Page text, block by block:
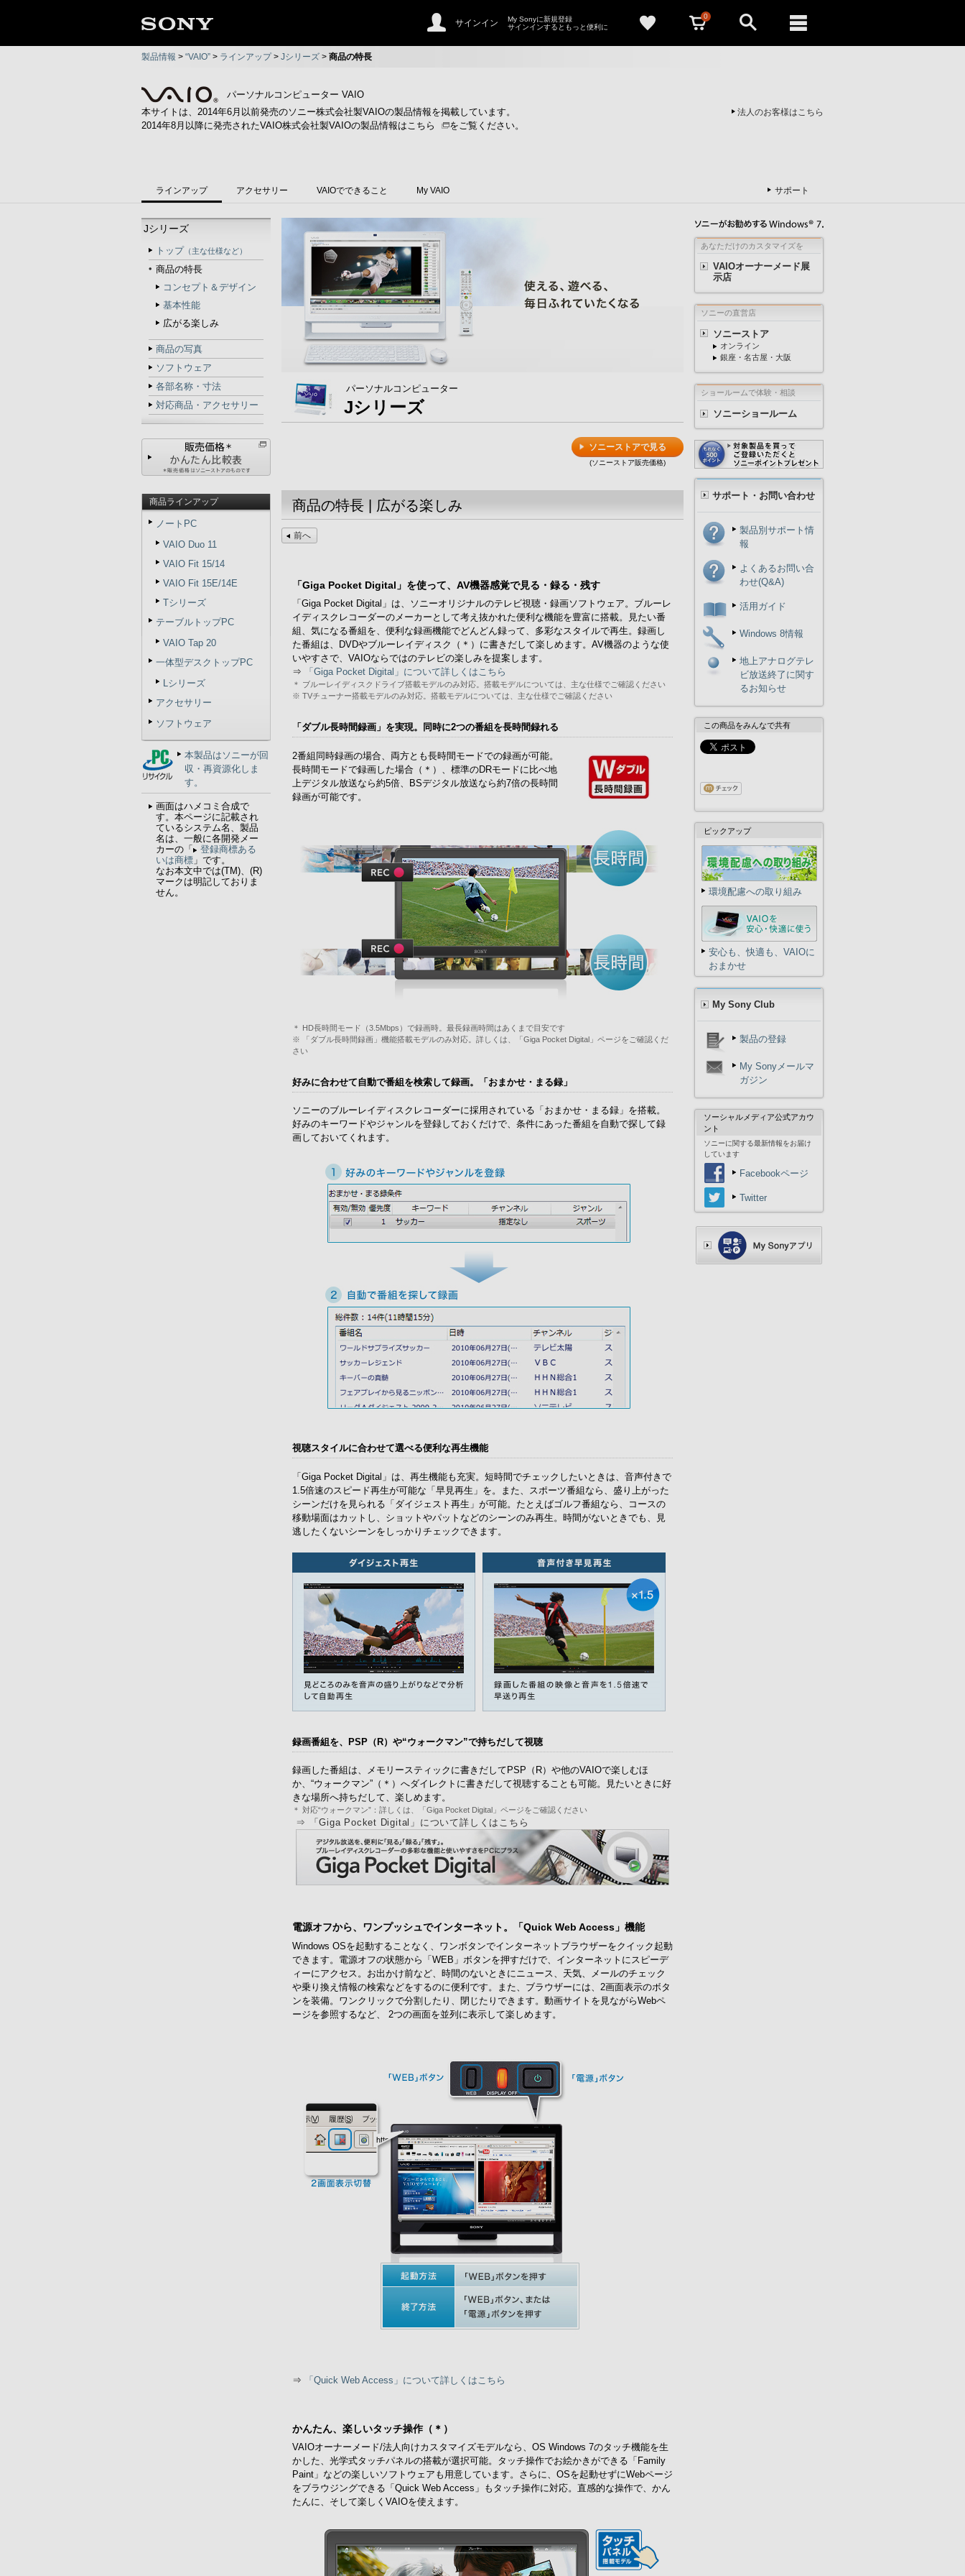
サインイン
My Sonyに新規登録
サインインするともっと便利に
0
製品情報 > “VAIO” > ラインアップ> Jシリーズ > 商品の特長
パーソナルコンピューター VAIO
法人のお客様はこちら
本サイトは、2014年6月以前発売のソニー株式会社製VAIOの製品情報を掲載しています。
2014年8月以降に発売されたVAIO株式会社製VAIOの製品情報はこちら をご覧ください。
ラインアップ アクセサリー VAIOでできること My VAIO サポート
Jシリーズ
トップ （主な仕様など）
商品の特長
コンセプト＆デザイン
基本性能
広がる楽しみ
商品の写真
ソフトウェア
各部名称・寸法
対応商品・アクセサリー
商品ラインアップ
ノートPC
VAIO Duo 11
VAIO Fit 15/14
VAIO Fit 15E/14E
Tシリーズ
テーブルトップPC
VAIO Tap 20
一体型デスクトップPC
Lシリーズ
アクセサリー
ソフトウェア
本製品はソニーが回
収・再資源化しま
す。
画面はハメコミ合成で
す。本ページに記載され
ているシステム名、製品
名は、一般に各開発メー
カーの「
登録商標ある
いは商標 」です。
なお本文中では(TM)、(R)
マークは明記しておりま
せん。
パーソナルコンピューター
Jシリーズ
ソニーストアで見る
(ソニーストア販売価格)
商品の特長 | 広がる楽しみ
前へ
「Giga Pocket Digital」を使って、AV機器感覚で見る・録る・残す
「Giga Pocket Digital」は、ソニーオリジナルのテレビ視聴・録画ソフトウェア。ブルーレ
イディスクレコーダーのメーカーとして考え抜かれた便利な機能を豊富に搭載。見たい番
組、気になる番組を、便利な録画機能でどんどん録って、多彩なスタイルで再生。録画し
た番組は、DVDやブルーレイディスク（＊）に書きだして楽しめます。AV機器のような使
いやすさで、VAIOならではのテレビの楽しみを提案します。
⇒
「Giga Pocket Digital」について詳しくはこちら
＊ ブルーレイディスクドライブ搭載モデルのみ対応。搭載モデルについては、主な仕様でご確認ください
※ TVチューナー搭載モデルのみ対応。搭載モデルについては、主な仕様でご確認ください
「ダブル長時間録画」を実現。同時に2つの番組を長時間録れる
2番組同時録画の場合、両方とも長時間モードでの録画が可能。
長時間モードで録画した場合（＊）、標準のDRモードに比べ地
上デジタル放送なら約5倍、BSデジタル放送なら約7倍の長時間
録画が可能です。
＊ HD長時間モード（3.5Mbps）で録画時。最長録画時間はあくまで目安です
※ 「ダブル長時間録画」機能搭載モデルのみ対応。詳しくは、「Giga Pocket Digital」ページをご確認くだ
さい
好みに合わせて自動で番組を検索して録画。「おまかせ・まる録」
ソニーのブルーレイディスクレコーダーに採用されている「おまかせ・まる録」を搭載。
好みのキーワードやジャンルを登録しておくだけで、条件にあった番組を自動で探して録
画しておいてくれます。
視聴スタイルに合わせて選べる便利な再生機能
「Giga Pocket Digital」は、再生機能も充実。短時間でチェックしたいときは、音声付きで
1.5倍速のスピード再生が可能な「早見再生」を。また、スポーツ番組なら、盛り上がった
シーンだけを見られる「ダイジェスト再生」が可能。たとえばゴルフ番組なら、コースの
移動場面はカットし、ショットやパットなどのシーンのみ再生。時間がないときでも、見
逃したくないシーンをしっかりチェックできます。
録画番組を、PSP（R）や“ウォークマン”で持ちだして視聴
録画した番組は、メモリースティックに書きだしてPSP（R）や他のVAIOで楽しむほ
か、“ウォークマン”（＊）へダイレクトに書きだして視聴することも可能。見たいときに好
きな場所へ持ちだして、楽しめます。
＊ 対応“ウォークマン”：詳しくは、「Giga Pocket Digital」ページをご確認ください
⇒ 「Giga Pocket Digital」について詳しくはこちら
電源オフから、ワンプッシュでインターネット。「Quick Web Access」機能
Windows OSを起動することなく、ワンボタンでインターネットブラウザーをクイック起動
できます。電源オフの状態から「WEB」ボタンを押すだけで、インターネットにスピーデ
ィーにアクセス。お出かけ前など、時間のないときにニュース、天気、メールのチェック
や乗り換え情報の検索などをするのに便利です。また、ブラウザーには、2画面表示のボタ
ンを装備。ワンクリックで分割したり、閉じたりできます。動画サイトを見ながらWebペ
ージを参照するなど、 2つの画面を並列に表示して楽しめます。
⇒ 「Quick Web Access」について詳しくはこちら
かんたん、楽しいタッチ操作（＊）
VAIOオーナーメード/法人向けカスタマイズモデルなら、OS Windows 7のタッチ機能を生
かした、光学式タッチパネルの搭載が選択可能。タッチ操作でお絵かきができる「Family
Paint」などの楽しいソフトウェアも用意しています。さらに、OSを起動せずにWebページ
をブラウジングできる「Quick Web Access」もタッチ操作に対応。直感的な操作で、かん
たんに、そして楽しくVAIOを使えます。
あなただけのカスタマイズを
VAIOオーナーメード展
示店
ソニーの直営店
ソニーストア
オンライン
銀座・名古屋・大阪
ショールームで体験・相談
ソニーショールーム
サポート・お問い合わせ
製品別サポート情
報
よくあるお問い合
わせ(Q&A)
活用ガイド
Windows 8情報
地上アナログテレ
ビ放送終了に関す
るお知らせ
この商品をみんなで共有
ピックアップ
環境配慮への取り組み
安心も、快適も、VAIOに
おまかせ
My Sony Club
製品の登録
My Sonyメールマ
ガジン
ソーシャルメディア公式アカウ
ント
ソニーに関する最新情報をお届け
しています
Facebookページ
Twitter